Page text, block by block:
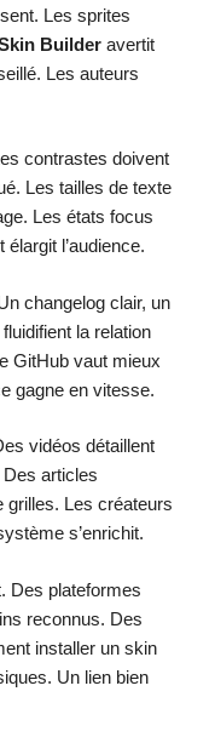
Les sprites
Builder avertit
Les auteurs
contrastes doivent
Les tailles de texte
Les états focus
l’audience.
changelog clair, un
la relation
GitHub vaut mieux
gagne en vitesse.
vidéos détaillent
Des articles
grilles. Les créateurs
s’enrichit.
Des plateformes
reconnus. Des
installer un skin
Un lien bien